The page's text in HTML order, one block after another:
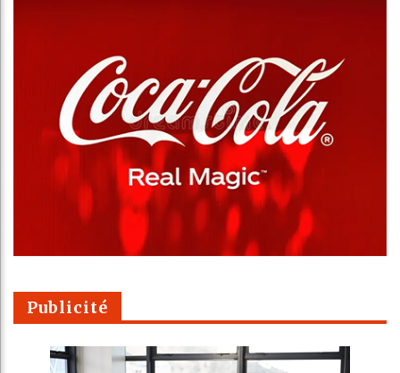
Publicité